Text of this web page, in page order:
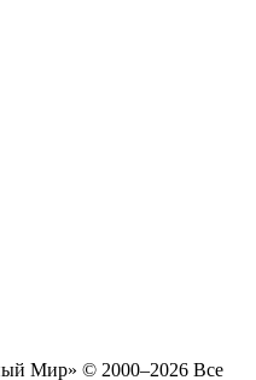
Мир» © 2000‒2026 Все